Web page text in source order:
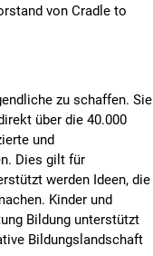
von Cradle to
zu schaffen. Sie
über die 40.000
und
Dies gilt für
werden Ideen, die
Kinder und
Bildung unterstützt
Bildungslandschaft